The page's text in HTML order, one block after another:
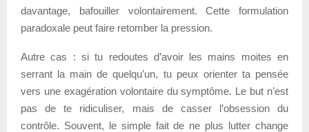
davantage, bafouiller volontairement. Cette formulation
paradoxale peut faire retomber la pression.
Autre cas : si tu redoutes d’avoir les mains moites en
serrant la main de quelqu’un, tu peux orienter ta pensée
vers une exagération volontaire du symptôme. Le but n’est
pas de te ridiculiser, mais de casser l’obsession du
contrôle. Souvent, le simple fait de ne plus lutter change